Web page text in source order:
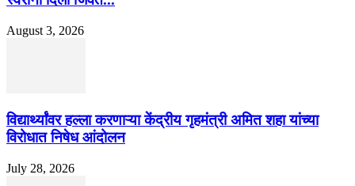
August 3, 2026
विद्यार्थ्यांवर हल्ला करणाऱ्या केंद्रीय गृहमंत्री अमित शहा यांच्या
विरोधात निषेध आंदोलन
July 28, 2026